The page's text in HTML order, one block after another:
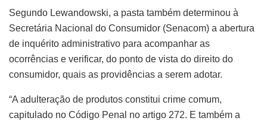
Segundo Lewandowski, a pasta também determinou à
Secretária Nacional do Consumidor (Senacom) a abertura
de inquérito administrativo para acompanhar as
ocorrências e verificar, do ponto de vista do direito do
consumidor, quais as providências a serem adotar.
“A adulteração de produtos constitui crime comum,
capitulado no Código Penal no artigo 272. E também a